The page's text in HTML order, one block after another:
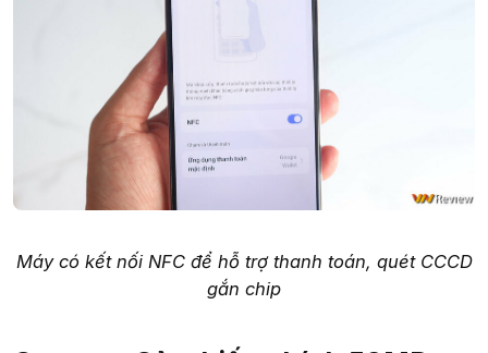
Máy có kết nối NFC để hỗ trợ thanh toán, quét CCCD
gắn chip